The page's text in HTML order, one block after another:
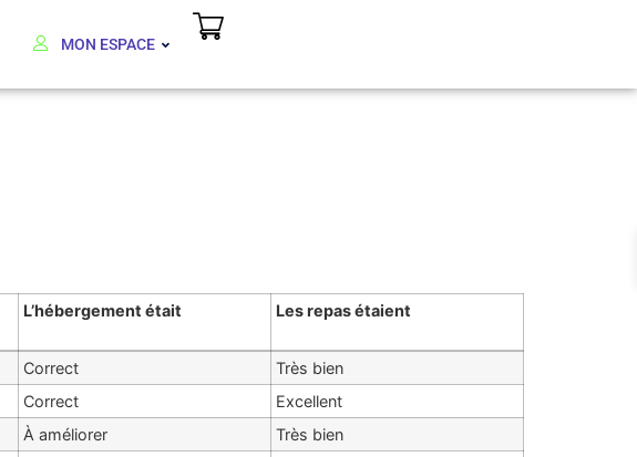
MON ESPACE
L’hébergement était Les repas étaient
Correct
Très bien
Correct
Excellent
À améliorer
Très bien